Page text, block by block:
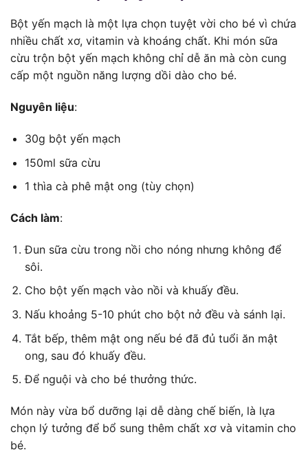
Bột yến mạch là một lựa chọn tuyệt vời cho bé vì chứa
nhiều chất xơ, vitamin và khoáng chất. Khi món sữa
cừu trộn bột yến mạch không chỉ dễ ăn mà còn cung
cấp một nguồn năng lượng dồi dào cho bé.
Nguyên liệu:
30g bột yến mạch
150ml sữa cừu
1 thìa cà phê mật ong (tùy chọn)
Cách làm:
Đun sữa cừu trong nồi cho nóng nhưng không để
sôi.
Cho bột yến mạch vào nồi và khuấy đều.
Nấu khoảng 5-10 phút cho bột nở đều và sánh lại.
Tắt bếp, thêm mật ong nếu bé đã đủ tuổi ăn mật
ong, sau đó khuấy đều.
Để nguội và cho bé thưởng thức.
Món này vừa bổ dưỡng lại dễ dàng chế biến, là lựa
chọn lý tưởng để bổ sung thêm chất xơ và vitamin cho
bé.